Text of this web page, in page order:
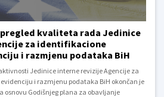
kvaliteta rada Jedinice
za identifikacione
i razmjenu podataka BiH
Jedinice interne revizije Agencije za
i razmjenu podataka BiH okončan je
osnovu Godišnjeg plana za obavljanje